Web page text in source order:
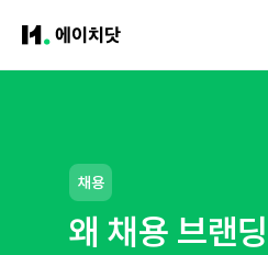
채용
왜 채용 브랜